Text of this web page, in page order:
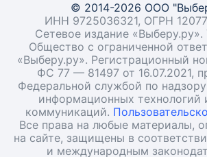
© 2014-2026 ООО
ИНН 9725036321, ОГРН
Сетевое издание «Выберу.ру».
Общество с ограниченной
«Выберу.ру». Регистрационный
ФС 77 — 81497 от 16.07.2021,
Федеральной службой по
информационных технологий
коммуникаций.
Все права на любые материалы,
на сайте, защищены в
и международным